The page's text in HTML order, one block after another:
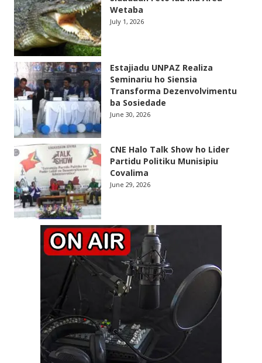
Wetaba
July 1, 2026
Estajiadu UNPAZ Realiza
Seminariu ho Siensia
Transforma Dezenvolvimentu
ba Sosiedade
June 30, 2026
CNE Halo Talk Show ho Lider
Partidu Politiku Munisipiu
Covalima
June 29, 2026